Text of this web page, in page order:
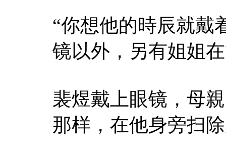
“你想他的時辰就戴
镜以外，另有姐姐
裴煜戴上眼镜，母
那样，在他身旁扫